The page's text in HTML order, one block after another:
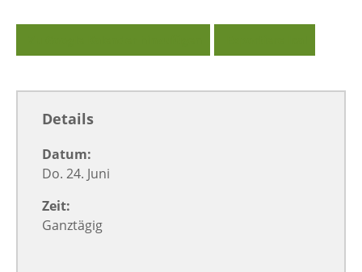
Details
Datum:
Do. 24. Juni
Zeit:
Ganztägig